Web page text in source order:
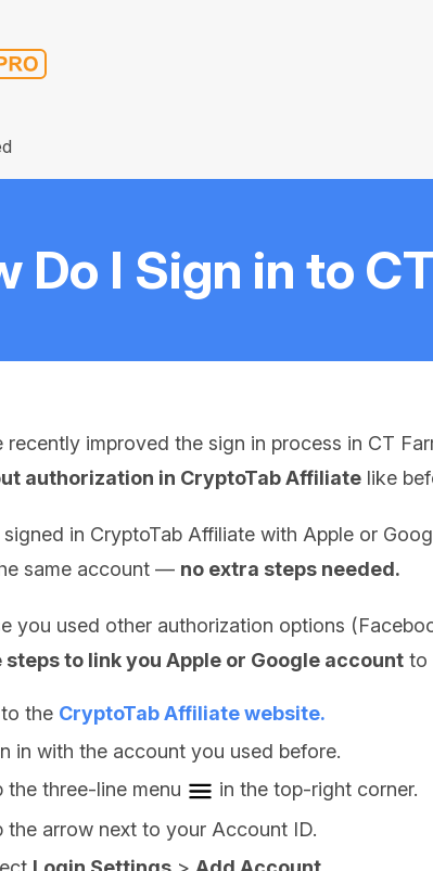
Do I Sign in to
recently improved the sign in process in CT
authorization in CryptoTab Affiliate like
in CryptoTab Affiliate with Apple or
same account — no extra steps needed.
you used other authorization options
steps to link you Apple or Google account to
the CryptoTab Affiliate website.
in with the account you used before.
the three-line menu
in the top-right corner.
the arrow next to your Account ID.